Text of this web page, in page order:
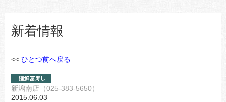
新着情報
<< ひとつ前へ戻る
新潟南店（025-383-5650）
2015.06.03